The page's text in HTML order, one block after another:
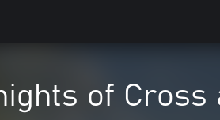
of Cross